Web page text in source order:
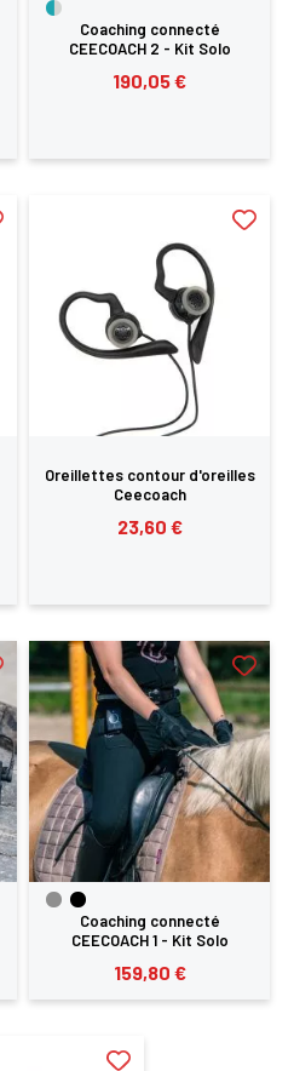
Coaching connecté
CEECOACH 2 - Kit Solo
190,05 €
Oreillettes contour d'oreilles
Ceecoach
23,60 €
Coaching connecté
CEECOACH 1 - Kit Solo
159,80 €